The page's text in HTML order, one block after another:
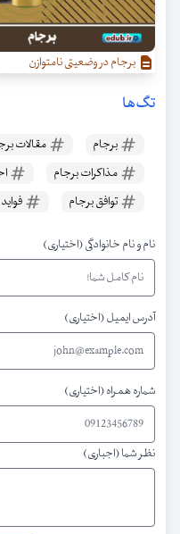
برجام در وضعیتی نامتوازن‌
تگ‌ها
برجام مقالات
مذاکرات برجام
توافق برجام
نام و نام خانوادگی (اختیاری)
آدرس ایمیل (اختیاری)
شماره همراه (اختیاری)
نظر شما (اجباری)